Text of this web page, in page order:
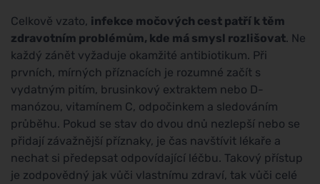
Celkově vzato, infekce močových cest patří k těm
zdravotním problémům, kde má smysl rozlišovat. Ne
každý zánět vyžaduje okamžité antibiotikum. Při
prvních, mírných příznacích je rozumné začít s
vydatným pitím, brusinkový extraktem nebo D-
manózou, vitamínem C, odpočinkem a sledováním
průběhu. Pokud se stav do dvou dnů nezlepší nebo se
přidají závažnější příznaky, je čas navštívit lékaře a
nechat si předepsat odpovídající léčbu. Takový přístup
je zodpovědný jak vůči vlastnímu zdraví, tak vůči celé